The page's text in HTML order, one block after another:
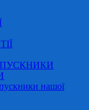
нашої